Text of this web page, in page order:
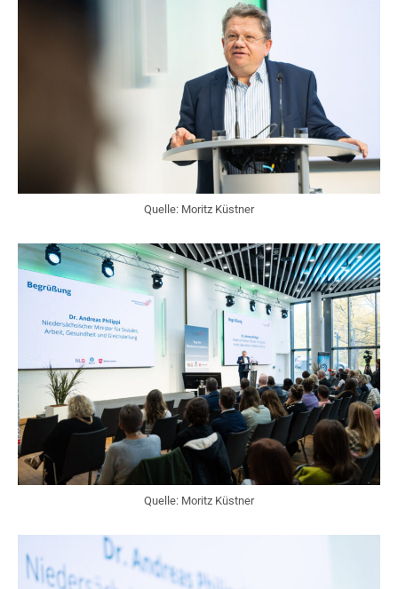
Quelle: Moritz Küstner
Quelle: Moritz Küstner